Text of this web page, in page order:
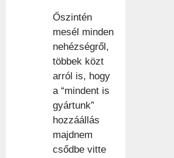
Őszintén
mesél minden
nehézségről,
többek közt
arról is, hogy
a “mindent is
gyártunk”
hozzáállás
majdnem
csődbe vitte